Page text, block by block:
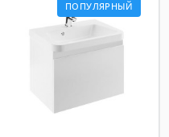
ПОПУЛЯРНЫЙ